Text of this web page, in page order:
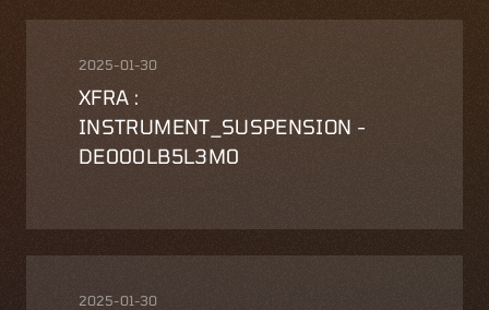
2025-01-30
XFRA :
INSTRUMENT_SUSPENSION -
DE000LB5L3M0
2025-01-30